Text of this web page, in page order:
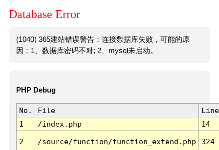
Database Error
(1040) 365建站错误警告：连接数据库失败，可能的原
因：1、数据库密码不对; 2、mysql未启动。
PHP Debug
No. File
Line
1
/index.php 14
2 /source/function/function_extend.php 324